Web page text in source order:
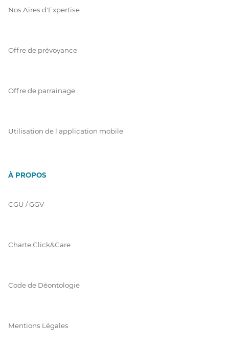
Nos Aires d'Expertise
Offre de prévoyance
Offre de parrainage
Utilisation de l'application mobile
À PROPOS
CGU / GGV
Charte Click&Care
Code de Déontologie
Mentions Légales